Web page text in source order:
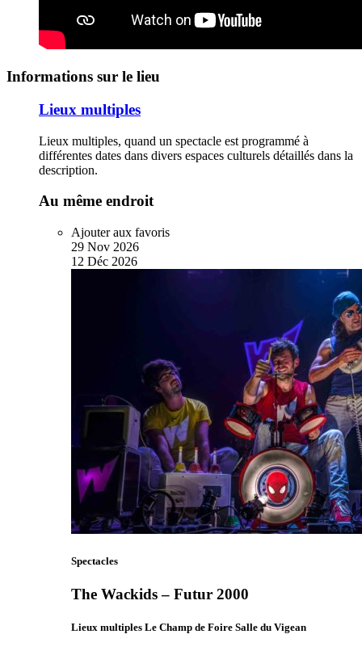
Informations sur le lieu
Lieux multiples
Lieux multiples, quand un spectacle est programmé à
différentes dates dans divers espaces culturels détaillés dans la
description.
Au même endroit
Ajouter aux favoris
29 Nov 2026
12 Déc 2026
Spectacles
The Wackids – Futur 2000
Lieux multiples Le Champ de Foire Salle du Vigean